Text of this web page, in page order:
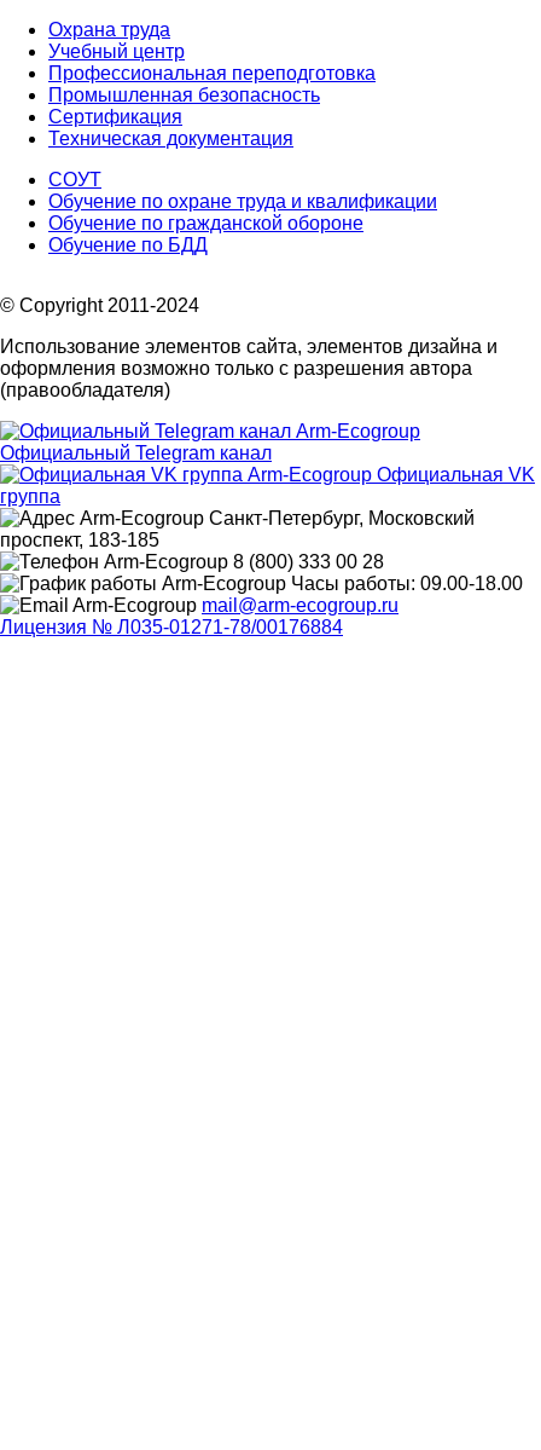
Охрана труда
Учебный центр
Профессиональная переподготовка
Промышленная безопасность
Сертификация
Техническая документация
СОУТ
Обучение по охране труда и квалификации
Обучение по гражданской обороне
Обучение по БДД
© Copyright 2011-2024
Использование элементов сайта, элементов дизайна и
оформления возможно только с разрешения автора
(правообладателя)
Официальный Telegram канал
Официальная VK
группа
Санкт-Петербург, Московский
проспект, 183-185
8 (800) 333 00 28
Часы работы: 09.00-18.00
mail@arm-ecogroup.ru
Лицензия № Л035-01271-78/00176884